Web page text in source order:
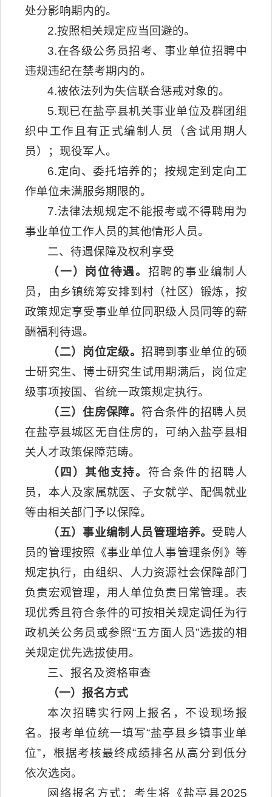
处分影响期内的。
2.按照相关规定应当回避的。
3.在各级公务员招考、事业单位招聘中
违规违纪在禁考期内的。
4.被依法列为失信联合惩戒对象的。
5.现已在盐亭县机关事业单位及群团组
织中工作且有正式编制人员（含试用期人
员）；现役军人。
6.定向、委托培养的；按规定到定向工
作单位未满服务期限的。
7.法律法规规定不能报考或不得聘用为
事业单位工作人员的其他情形人员。
二、待遇保障及权利享受
（一）岗位待遇。 招聘的事业编制人
员，由乡镇统筹安排到村（社区）锻炼，按
政策规定享受事业单位同职级人员同等的薪
酬福利待遇。
（二）岗位定级。招聘到事业单位的硕
士研究生、博士研究生试用期满后，岗位定
级事项按国、省统一政策规定执行。
（三）住房保障。 符合条件的招聘人员
在盐亭县城区无自住房的，可纳入盐亭县相
关人才政策保障范畴。
（四）其他支持。 符合条件的招聘人
员，本人及家属就医、子女就学、配偶就业
等由相关部门予以保障。
（五）事业编制人员管理培养。 受聘人
员的管理按照《事业单位人事管理条例》等
规定执行，由组织、人力资源社会保障部门
负责宏观管理，用人单位负责日常管理。表
现优秀且符合条件的可按相关规定调任为行
政机关公务员或参照“五方面人员”选拔的相
关规定优先选拔使用。
三、报名及资格审查
（一）报名方式
本次招聘实行网上报名，不设现场报
名。报考单位统一填写“盐亭县乡镇事业单
位”，根据考核最终成绩排名从高分到低分
依次选岗。
网络报名方式：考生将《盐亭县2025